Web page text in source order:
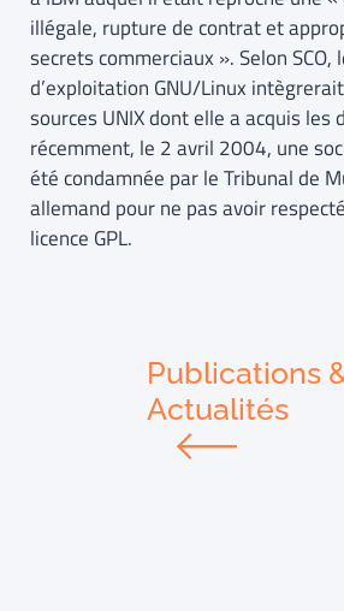
illégale, rupture de contrat et
secrets commerciaux ». Selon SCO,
d’exploitation GNU/Linux
sources UNIX dont elle a acquis les
récemment, le 2 avril 2004, une
été condamnée par le Tribunal de
allemand pour ne pas avoir
licence GPL.
Publications
Actualités